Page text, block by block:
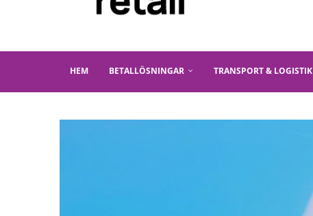
HEM BETALLÖSNINGAR TRANSPORT & LOGISTIK